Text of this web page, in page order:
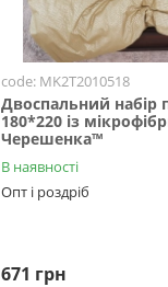
code: MK2T2010518
Двоспальний набір
180*220 із
Черешенка™
В наявності
Опт і роздріб
671 грн